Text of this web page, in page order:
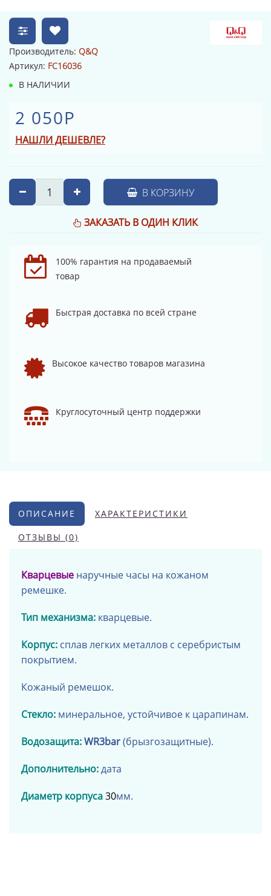
Производитель: Q&Q
Артикул: FC16036
В НАЛИЧИИ
2 050Р
НАШЛИ ДЕШЕВЛЕ?
В КОРЗИНУ
ЗАКАЗАТЬ В ОДИН КЛИК
100% гарантия на продаваемый
товар
Быстрая доставка по всей стране
Высокое качество товаров магазина
Круглосуточный центр поддержки
ОПИСАНИЕ ХАРАКТЕРИСТИКИ
ОТЗЫВЫ (0)
Кварцевые наручные часы на кожаном
ремешке.
Тип механизма: кварцевые.
Корпус: сплав легких металлов с серебристым
покрытием.
Кожаный ремешок.
Стекло: минеральное, устойчивое к царапинам.
Водозащита:WR3bar(брызгозащитные).
Дополнительно:дата
Диаметр корпуса30мм.